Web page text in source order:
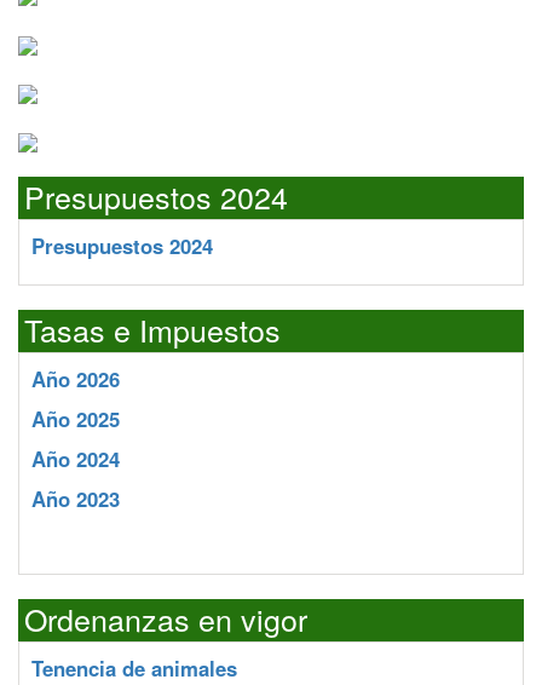
Presupuestos 2024
Presupuestos 2024
Tasas e Impuestos
Año 2026
Año 2025
Año 2024
Año 2023
Ordenanzas en vigor
Tenencia de animales